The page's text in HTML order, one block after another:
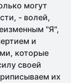
могут
- волей,
"Я",
и
которые
своей
их